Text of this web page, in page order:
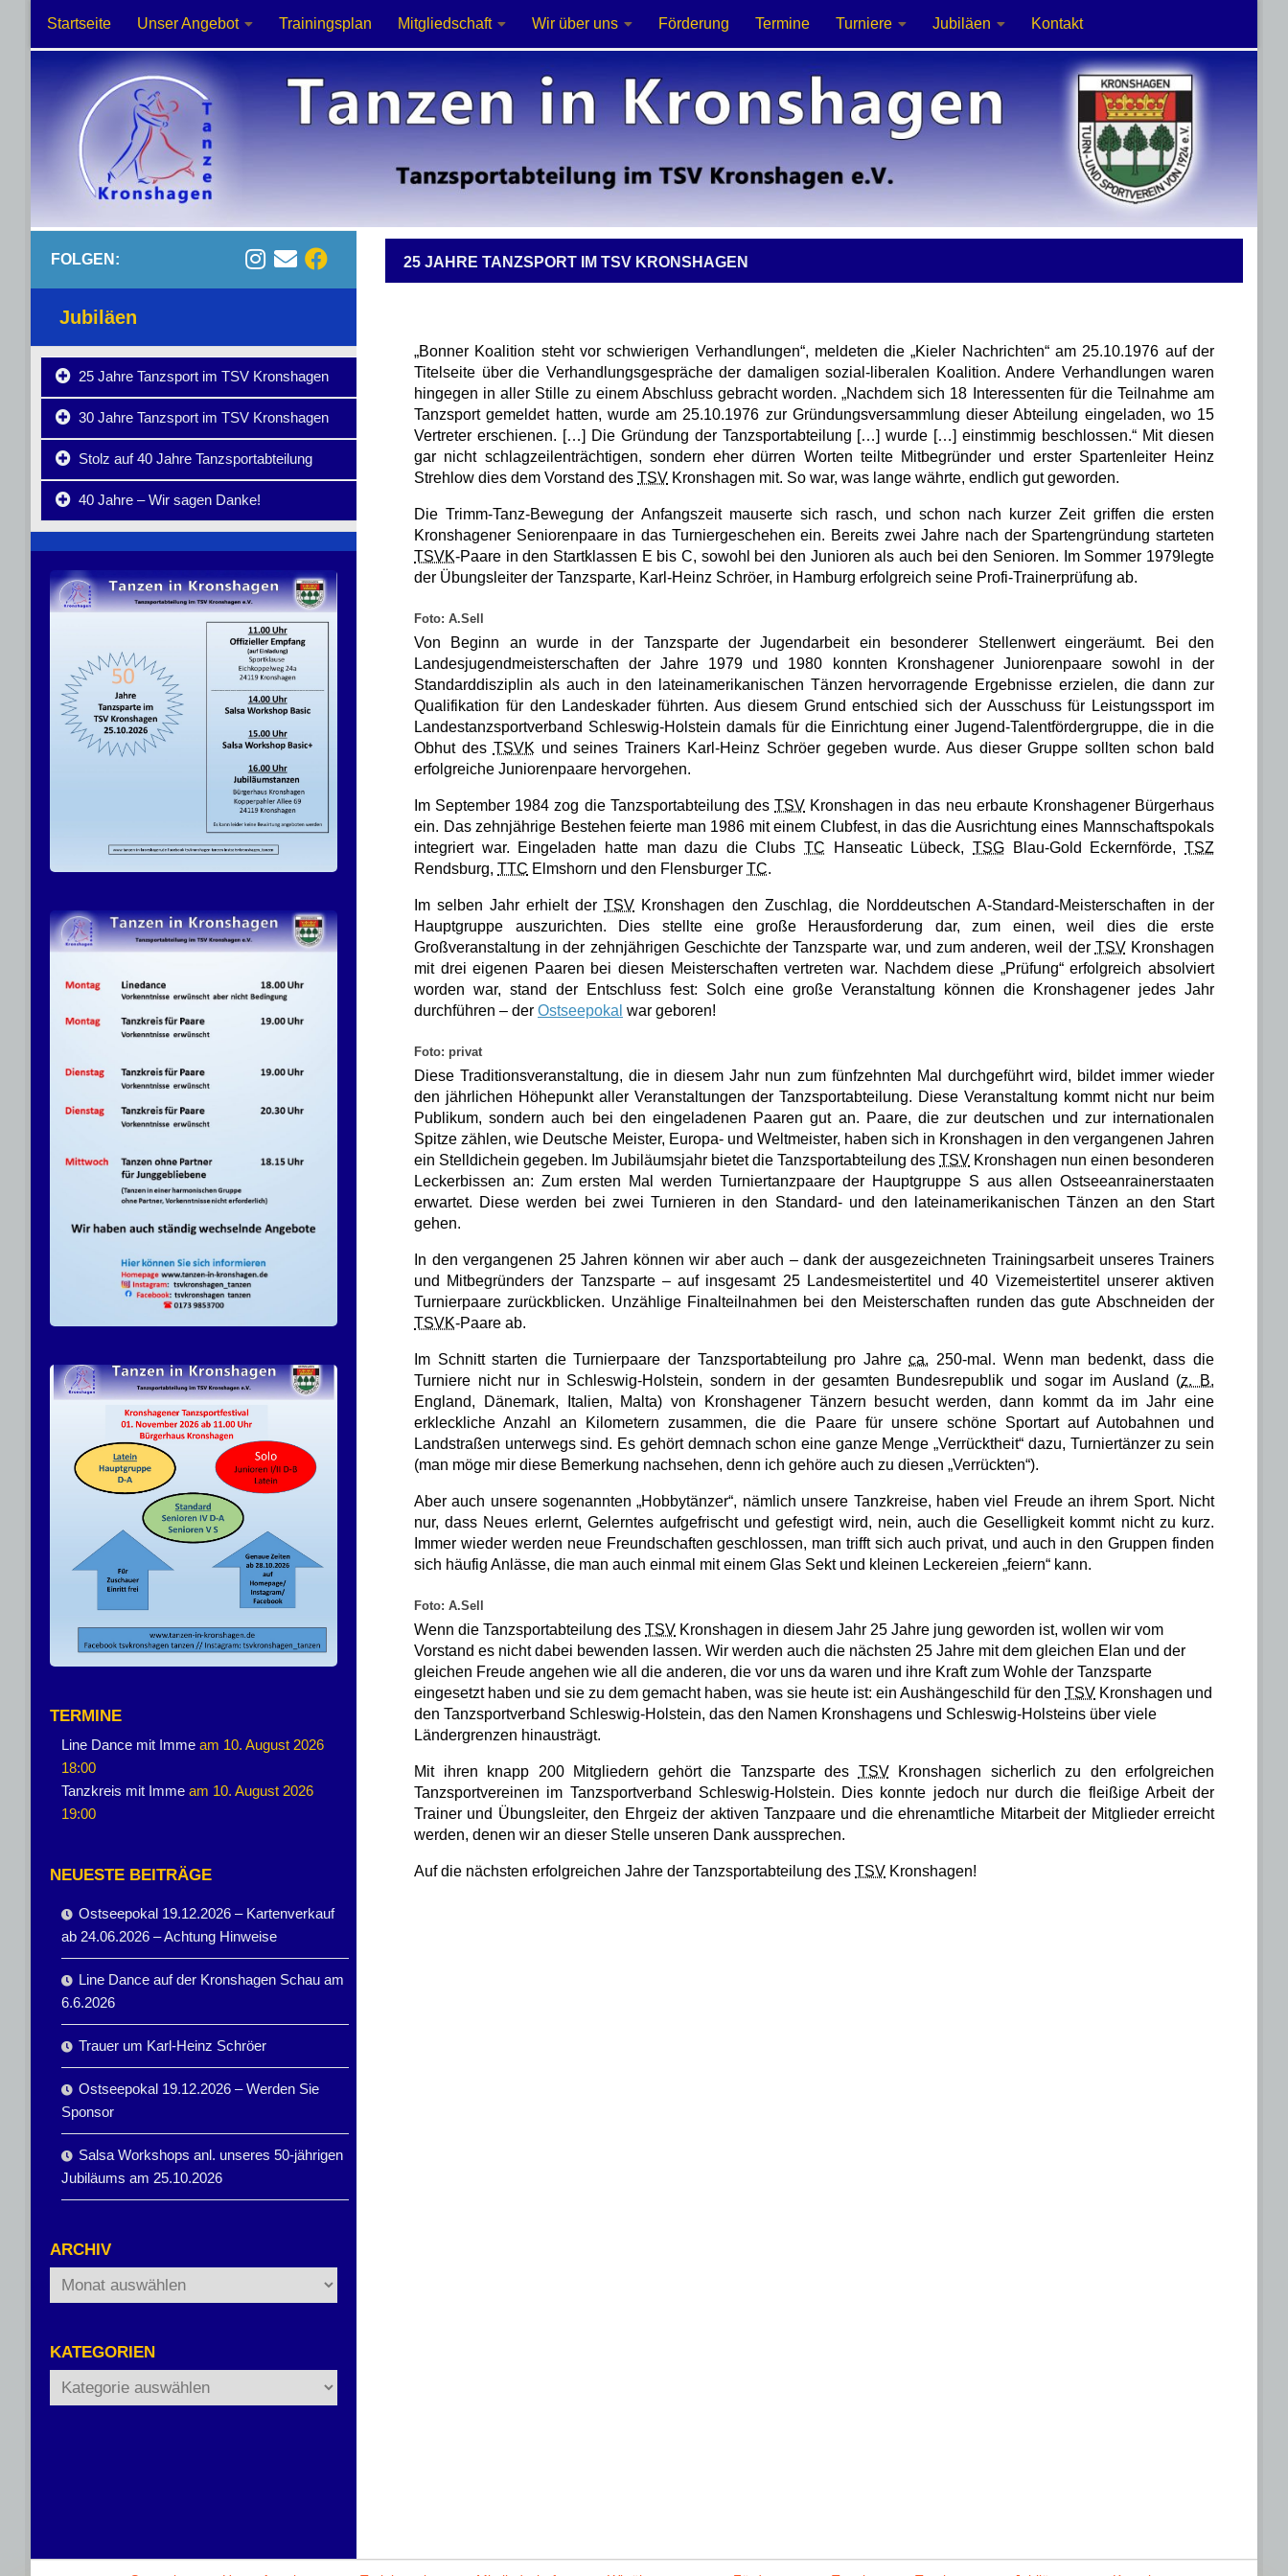
Zum Inhalt springen
Startseite Unser Angebot Trainingsplan Mitgliedschaft Wir über uns Förderung Termine Turniere Jubiläen Kontakt
25 JAHRE TANZSPORT IM TSV KRONSHAGEN
„Bonner Koalition steht vor schwierigen Verhandlungen“, meldeten die „Kieler Nachrichten“ am 25.10.1976 auf der
Titelseite über die Verhandlungsgespräche der damaligen sozial-liberalen Koalition. Andere Verhandlungen waren
hingegen in aller Stille zu einem Abschluss gebracht worden. „Nachdem sich 18 Interessenten für die Teilnahme am
Tanzsport gemeldet hatten, wurde am 25.10.1976 zur Gründungsversammlung dieser Abteilung eingeladen, wo 15
Vertreter erschienen. […] Die Gründung der Tanzsportabteilung […] wurde […] einstimmig beschlossen.“ Mit diesen
gar nicht schlagzeilenträchtigen, sondern eher dürren Worten teilte Mitbegründer und erster Spartenleiter Heinz
Strehlow dies dem Vorstand des TSV Kronshagen mit. So war, was lange währte, endlich gut geworden.
Die Trimm-Tanz-Bewegung der Anfangszeit mauserte sich rasch, und schon nach kurzer Zeit griffen die ersten
Kronshagener Seniorenpaare in das Turniergeschehen ein. Bereits zwei Jahre nach der Spartengründung starteten
TSVK-Paare in den Startklassen E bis C, sowohl bei den Junioren als auch bei den Senioren. Im Sommer 1979 legte
der Übungsleiter der Tanzsparte, Karl-Heinz Schröer, in Hamburg erfolgreich seine Profi-Trainerprüfung ab.
Foto: A.Sell
Von Beginn an wurde in der Tanzsparte der Jugendarbeit ein besonderer Stellenwert eingeräumt. Bei den
Landesjugendmeisterschaften der Jahre 1979 und 1980 konnten Kronshagener Juniorenpaare sowohl in der
Standarddisziplin als auch in den lateinamerikanischen Tänzen hervorragende Ergebnisse erzielen, die dann zur
Qualifikation für den Landeskader führten. Aus diesem Grund entschied sich der Ausschuss für Leistungssport im
Landestanzsportverband Schleswig-Holstein damals für die Einrichtung einer Jugend-Talentfördergruppe, die in die
Obhut des TSVK und seines Trainers Karl-Heinz Schröer gegeben wurde. Aus dieser Gruppe sollten schon bald
erfolgreiche Juniorenpaare hervorgehen.
Im September 1984 zog die Tanzsportabteilung desTSV Kronshagen in das neu erbaute Kronshagener Bürgerhaus
ein. Das zehnjährige Bestehen feierte man 1986 mit einem Clubfest, in das die Ausrichtung eines Mannschaftspokals
integriert war. Eingeladen hatte man dazu die ClubsTC HanseaticLübeck,TSG Blau-Gold Eckernförde,TSZ
Rendsburg, TTC Elmshorn und den Flensburger TC.
Im selben Jahr erhielt derTSV Kronshagen den Zuschlag, die Norddeutschen A-Standard-Meisterschaften in der
Hauptgruppe auszurichten. Dies stellte eine große Herausforderung dar, zum einen, weil dies die erste
Großveranstaltung in der zehnjährigen Geschichte der Tanzsparte war, und zum anderen, weil der TSVKronshagen
mit drei eigenen Paaren bei diesen Meisterschaften vertreten war. Nachdem diese „Prüfung“ erfolgreich absolviert
worden war, stand der Entschluss fest: Solch eine große Veranstaltung können die Kronshagener jedes Jahr
durchführen – der Ostseepokal war geboren!
Foto: privat
Diese Traditionsveranstaltung, die in diesem Jahr nun zum fünfzehnten Mal durchgeführt wird, bildet immer wieder
den jährlichen Höhepunkt aller Veranstaltungen der Tanzsportabteilung. Diese Veranstaltung kommt nicht nur beim
Publikum, sondern auch bei den eingeladenen Paaren gut an. Paare, die zur deutschen und zur internationalen
Spitze zählen, wie Deutsche Meister, Europa- und Weltmeister, haben sich in Kronshagen in den vergangenen Jahren
ein Stelldichein gegeben. Im Jubiläumsjahr bietet die Tanzsportabteilung des TSV Kronshagen nun einen besonderen
Leckerbissen an: Zum ersten Mal werden Turniertanzpaare der Hauptgruppe S aus allen Ostseeanrainerstaaten
erwartet. Diese werden bei zwei Turnieren in den Standard- und den lateinamerikanischen Tänzen an den Start
gehen.
In den vergangenen 25 Jahren können wir aberauch –dank der ausgezeichneten Trainingsarbeit unseres Trainers
und Mitbegründers der Tanzsparte –auf insgesamt 25 Landesmeistertitel und40 Vizemeistertitel
unserer aktiven
Turnierpaare zurückblicken. Unzählige Finalteilnahmen bei den Meisterschaften runden das gute Abschneiden der
TSVK-Paare ab.
Im Schnitt starten die Turnierpaare der Tanzsportabteilung pro Jahreca. 250-mal . Wenn man bedenkt, dass die
Turniere nicht nur in Schleswig-Holstein, sondern in der gesamten Bundesrepublik und sogar im Ausland (z. B.
England, Dänemark, Italien, Malta) von Kronshagener Tänzern besucht werden, dann kommt da im Jahr eine
erkleckliche Anzahl an Kilometern zusammen, die die Paare für unsere schöne Sportart auf Autobahnen und
Landstraßen unterwegs sind. Es gehört demnach schon eine ganze Menge „Verrücktheit“ dazu, Turniertänzer zu sein
(man möge mir diese Bemerkung nachsehen, denn ich gehöre auch zu diesen „Verrückten“).
Aber auch unsere sogenannten „Hobbytänzer“, nämlich unsere Tanzkreise, haben viel Freude an ihrem Sport. Nicht
nur, dass Neues erlernt, Gelerntes aufgefrischt und gefestigt wird, nein, auch die Geselligkeit kommt nicht zu kurz.
Immer wieder werden neue Freundschaften geschlossen, man trifft sich auch privat, und auch in den Gruppen finden
sich häufig Anlässe, die man auch einmal mit einem Glas Sekt und kleinen Leckereien „feiern“ kann.
Foto: A.Sell
Wenn die Tanzsportabteilung des TSV Kronshagen in diesem Jahr 25 Jahre jung geworden ist, wollen wir vom
Vorstand es nicht dabei bewenden lassen. Wir werden auch die nächsten 25 Jahre mit dem gleichen Elan und der
gleichen Freude angehen wie all die anderen, die vor uns da waren und ihre Kraft zum Wohle der Tanzsparte
eingesetzt haben und sie zu dem gemacht haben, was sie heute ist: ein Aushängeschild für den TSV Kronshagen und
den Tanzsportverband Schleswig-Holstein, das den Namen Kronshagens und Schleswig-Holsteins über viele
Ländergrenzen hinausträgt.
Mit ihren knapp 200 Mitgliedern gehört die Tanzsparte des TSVKronshagen sicherlich zu den erfolgreichen
Tanzsportvereinen im Tanzsportverband Schleswig-Holstein. Dies konnte jedoch nur durch die fleißige Arbeit der
Trainer und Übungsleiter, den Ehrgeiz der aktiven Tanzpaare und die ehrenamtliche Mitarbeit der Mitglieder erreicht
werden, denen wir an dieser Stelle unseren Dank aussprechen.
Auf die nächsten erfolgreichen Jahre der Tanzsportabteilung des TSV Kronshagen!
FOLGEN:
Jubiläen
25 Jahre Tanzsport im TSV Kronshagen
30 Jahre Tanzsport im TSV Kronshagen
Stolz auf 40 Jahre Tanzsportabteilung
40 Jahre – Wir sagen Danke!
TERMINE
Line Dance mit Imme am 10. August 2026
18:00
Tanzkreis mit Imme am 10. August 2026
19:00
NEUESTE BEITRÄGE
Ostseepokal 19.12.2026 – Kartenverkauf
ab 24.06.2026 – Achtung Hinweise
Line Dance auf der Kronshagen Schau am
6.6.2026
Trauer um Karl-Heinz Schröer
Ostseepokal 19.12.2026 – Werden Sie
Sponsor
Salsa Workshops anl. unseres 50-jährigen
Jubiläums am 25.10.2026
ARCHIV
Archiv
KATEGORIEN
Kategorien